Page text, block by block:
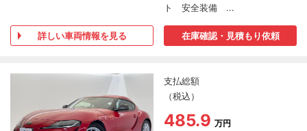
ト 安全装備 ...
詳しい車両情報を見る 在庫確認・見積もり依頼
支払総額
（税込）
485.9 万円